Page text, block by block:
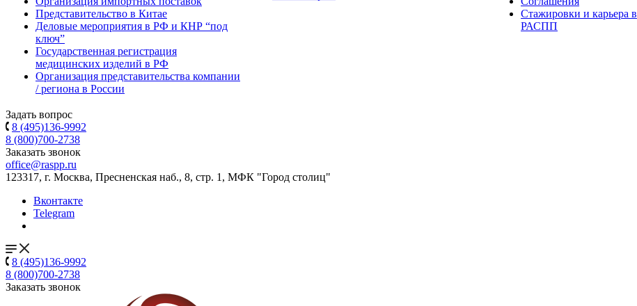
Представительство в Китае
Деловые мероприятия в РФ и КНР “под
ключ”
Государственная регистрация
медицинских изделий в РФ
Организация представительства компании
/ региона в России
Стажировки и карьера в
РАСПП
Задать вопрос
8 (495)136-9992
8 (800)700-2738
Заказать звонок
office@raspp.ru
123317, г. Москва, Пресненская наб., 8, стр. 1, МФК "Город столиц"
Вконтакте
Telegram
8 (495)136-9992
8 (800)700-2738
Заказать звонок